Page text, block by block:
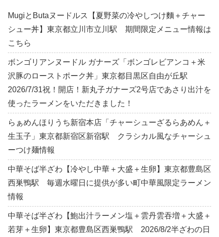
MugiとButaヌードルス【夏野菜の冷やしつけ麵＋チャー
シュー丼】東京都立川市立川駅 期間限定メニュー情報は
こちら
ボンゴリアンヌードル ガナーズ「ボンゴレビアンコ＋米
沢豚のローストポーク丼」東京都目黒区自由が丘駅
2026/7/31祝！開店！新丸子ガナーズ2号店であさり出汁を
使ったラーメンをいただきました！
らぁめんほりうち新宿本店「チャーシューざるらあめん＋
生玉子」東京都新宿区新宿駅 クラシカル風なチャーシュ
ーつけ麺情報
中華そば半ざわ【冷やし中華＋大盛＋生卵】東京都豊島区
西巣鴨駅 毎週水曜日に提供が多い町中華風限定ラーメン
情報
中華そば半ざわ【鮑出汁ラーメン塩＋雲丹雲吞増＋大盛＋
若芽＋生卵】東京都豊島区西巣鴨駅 2026/8/2半ざわの日